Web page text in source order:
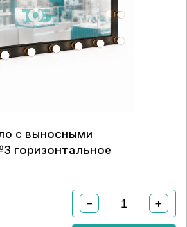
с выносными
горизонтальное
− +